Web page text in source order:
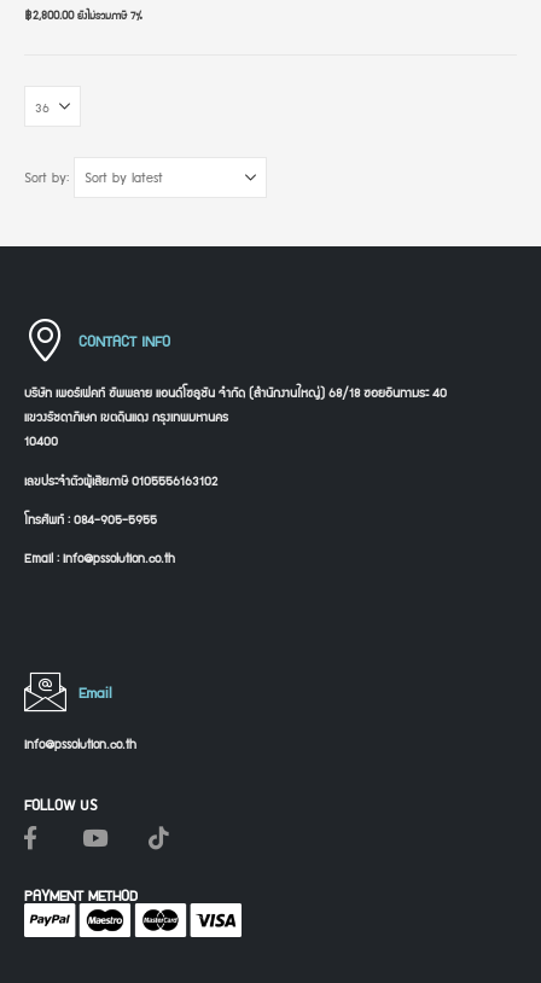
฿2,800.00ยังไม่รวมภาษี 7%
Sort by:
CONTACT INFO
บริษัท เพอร์เฟคท์ ซัพพลาย แอนด์โซลูชัน จำกัด (สำนักงานใหญ่) 68/18 ซอยอินทามระ 40
แขวงรัชดาภิเษก เขตดินแดง กรุงเทพมหานคร
10400
เลขประจำตัวผู้เสียภาษี 0105556163102
โทรศัพท์ : 084-905-5955
Email : info@pssolution.co.th
Email
info@pssolution.co.th
FOLLOW US
PAYMENT METHOD